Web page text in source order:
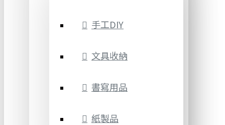
手工DIY
文具收納
書寫用品
紙製品